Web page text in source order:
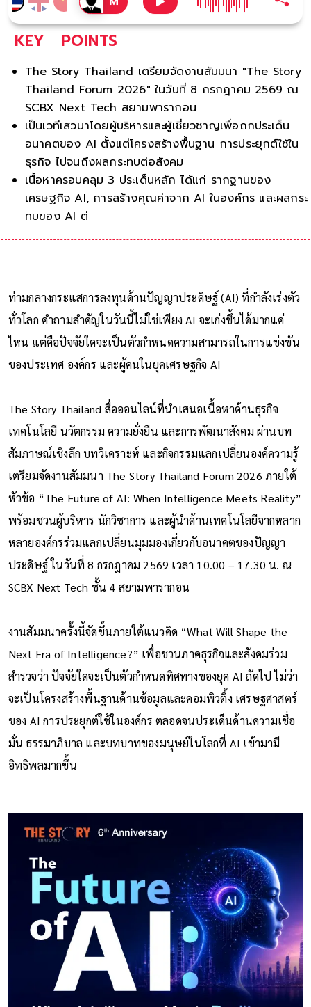
KEY POINTS
The Story Thailand เตรียมจัดงานสัมมนา "The Story
Thailand Forum 2026" ในวันที่ 8 กรกฎาคม 2569 ณ
SCBX Next Tech สยามพารากอน
เป็นเวทีเสวนาโดยผู้บริหารและผู้เชี่ยวชาญเพื่อถกประเด็น
อนาคตของ AI ตั้งแต่โครงสร้างพื้นฐาน การประยุกต์ใช้ใน
ธุรกิจ ไปจนถึงผลกระทบต่อสังคม
เนื้อหาครอบคลุม 3 ประเด็นหลัก ได้แก่ รากฐานของ
เศรษฐกิจ AI, การสร้างคุณค่าจาก AI ในองค์กร และผลกระ
ทบของ AI ต่อมนุษย์และความเชื่อมั่น
ท่ามกลางกระแสการลงทุนด้านปัญญาประดิษฐ์ (AI) ที่กำลังเร่งตัว
ทั่วโลก คำถามสำคัญในวันนี้ไม่ใช่เพียง AI จะเก่งขึ้นได้มากแค่
ไหน แต่คือปัจจัยใดจะเป็นตัวกำหนดความสามารถในการแข่งขัน
ของประเทศ องค์กร และผู้คนในยุคเศรษฐกิจ AI
The Story Thailand สื่อออนไลน์ที่นำเสนอเนื้อหาด้านธุรกิจ
เทคโนโลยี นวัตกรรม ความยั่งยืน และการพัฒนาสังคม ผ่านบท
สัมภาษณ์เชิงลึก บทวิเคราะห์ และกิจกรรมแลกเปลี่ยนองค์ความรู้
เตรียมจัดงานสัมมนา The Story Thailand Forum 2026 ภายใต้
หัวข้อ “The Future of AI: When Intelligence Meets Reality”
พร้อมชวนผู้บริหาร นักวิชาการ และผู้นำด้านเทคโนโลยีจากหลาก
หลายองค์กรร่วมแลกเปลี่ยนมุมมองเกี่ยวกับอนาคตของปัญญา
ประดิษฐ์ ในวันที่ 8 กรกฎาคม 2569 เวลา 10.00 – 17.30 น. ณ
SCBX Next Tech ชั้น 4 สยามพารากอน
งานสัมมนาครั้งนี้จัดขึ้นภายใต้แนวคิด “What Will Shape the
Next Era of Intelligence?” เพื่อชวนภาคธุรกิจและสังคมร่วม
สำรวจว่า ปัจจัยใดจะเป็นตัวกำหนดทิศทางของยุค AI ถัดไป ไม่ว่า
จะเป็นโครงสร้างพื้นฐานด้านข้อมูลและคอมพิวติ้ง เศรษฐศาสตร์
ของ AI การประยุกต์ใช้ในองค์กร ตลอดจนประเด็นด้านความเชื่อ
มั่น ธรรมาภิบาล และบทบาทของมนุษย์ในโลกที่ AI เข้ามามี
อิทธิพลมากขึ้น